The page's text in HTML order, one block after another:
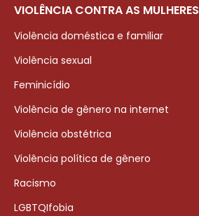
VIOLÊNCIA CONTRA AS MULHERES
Violência doméstica e familiar
Violência sexual
Feminicídio
Violência de gênero na internet
Violência obstétrica
Violência política de gênero
Racismo
LGBTQIfobia